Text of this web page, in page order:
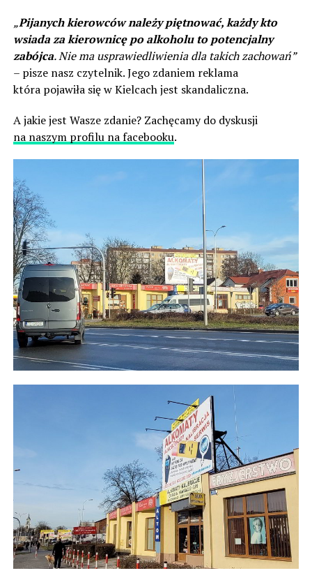
„Pijanych kierowców należy piętnować, każdy kto
wsiada za kierownicę po alkoholu to potencjalny
zabójca. Nie ma usprawiedliwienia dla takich zachowań”
– pisze nasz czytelnik. Jego zdaniem reklama
która pojawiła się w Kielcach jest skandaliczna.
A jakie jest Wasze zdanie? Zachęcamy do dyskusji
na naszym profilu na facebooku.